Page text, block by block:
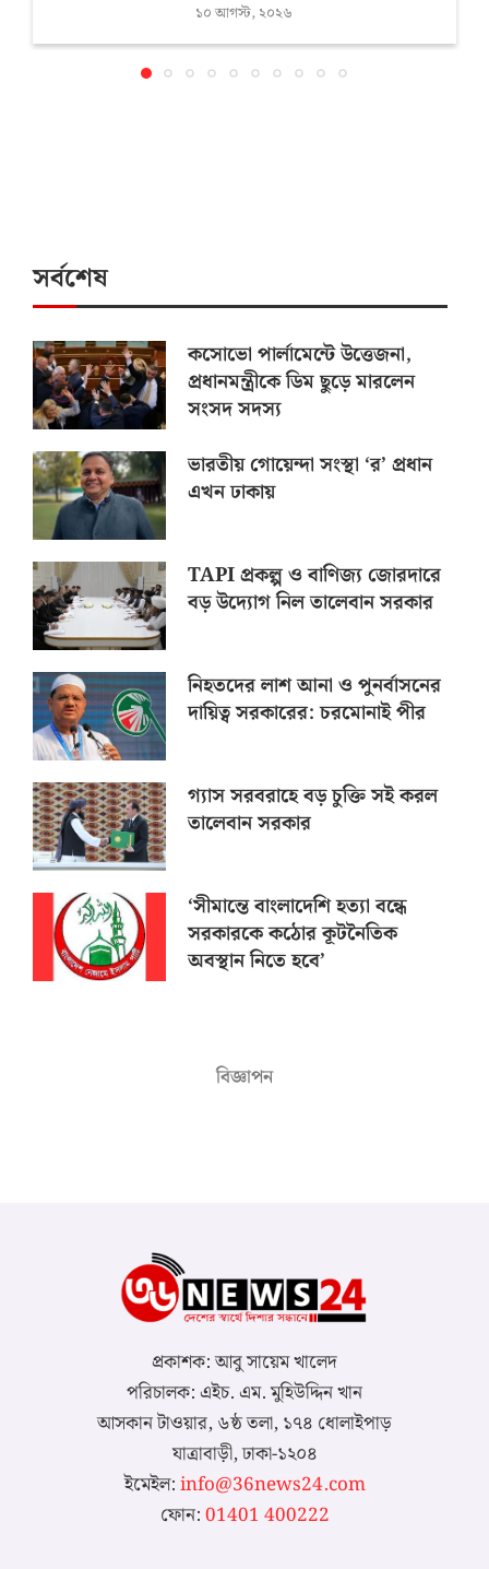
১০ আগস্ট, ২০২৬
সর্বশেষ
কসোভো পার্লামেন্টে উত্তেজনা,
প্রধানমন্ত্রীকে ডিম ছুড়ে মারলেন
সংসদ সদস্য
ভারতীয় গোয়েন্দা সংস্থা ‘র’ প্রধান
এখন ঢাকায়
TAPI প্রকল্প ও বাণিজ্য জোরদারে
বড় উদ্যোগ নিল তালেবান সরকার
নিহতদের লাশ আনা ও পুনর্বাসনের
দায়িত্ব সরকারের: চরমোনাই পীর
গ্যাস সরবরাহে বড় চুক্তি সই করল
তালেবান সরকার
‘সীমান্তে বাংলাদেশি হত্যা বন্ধে
সরকারকে কঠোর কূটনৈতিক
অবস্থান নিতে হবে’
বিজ্ঞাপন
প্রকাশক: আবু সায়েম খালেদ
পরিচালক: এইচ. এম. মুহিউদ্দিন খান
আসকান টাওয়ার, ৬ষ্ঠ তলা, ১৭৪ ধোলাইপাড়
যাত্রাবাড়ী, ঢাকা-১২০৪
ইমেইল:info@36news24.com
ফোন:01401 400222